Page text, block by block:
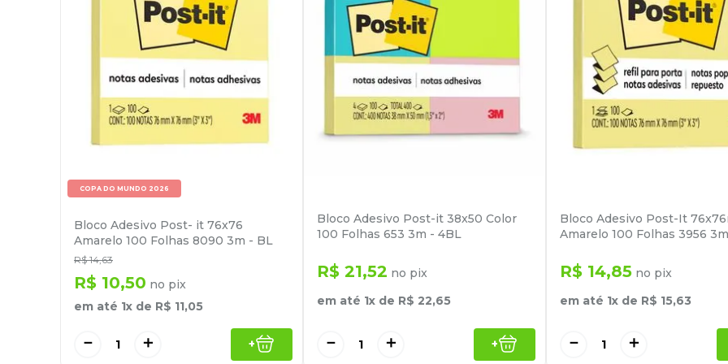
COPA DO MUNDO 2026
Bloco Adesivo Post- it 76x76
Amarelo 100 Folhas 8090 3m - BL
R$ 14,63
R$ 10,50 no pix
em até 1x de R$ 11,05
＋
－ +
Bloco Adesivo Post-it 38x50 Color
100 Folhas 653 3m - 4BL
R$ 21,52 no pix
em até 1x de R$ 22,65
＋
－ +
Bloco Adesivo Post-It
Amarelo 100 Folhas 3956
R$ 14,85 no pix
em até 1x de R$ 15,63
＋
－